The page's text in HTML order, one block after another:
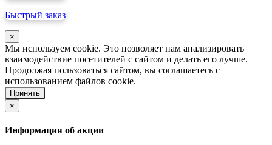
Быстрый заказ
×
Мы используем cookie. Это позволяет нам анализировать
взаимодействие посетителей с сайтом и делать его лучше.
Продолжая пользоваться сайтом, вы соглашаетесь с
использованием файлов cookie.
Принять
×
Информация об акции